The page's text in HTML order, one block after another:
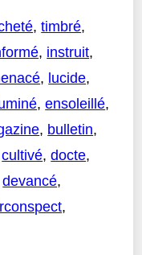
,timbré,
, instruit,
, lucide,
,ensoleillé,
, bulletin,
cultivé,docte,
devancé,
,